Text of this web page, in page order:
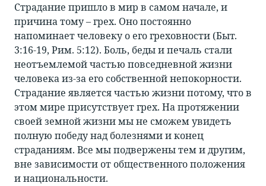
Страдание пришло в мир в самом начале, и
причина тому – грех. Оно постоянно
напоминает человеку о его греховности (Быт.
3:16-19, Рим. 5:12). Боль, беды и печаль стали
неотъемлемой частью повседневной жизни
человека из-за его собственной непокорности.
Cтрадание является частью жизни потому, что в
этом мире присутствует грех. На протяжении
своей земной жизни мы не сможем увидеть
полную победу над болезнями и конец
страданиям. Все мы подвержены тем и другим,
вне зависимости от общественного положения
и национальности.